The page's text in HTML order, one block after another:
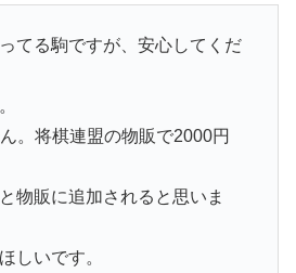
てる駒ですが、安心してくだ
。
。将棋連盟の物販で2000円
物販に追加されると思いま
しいです。